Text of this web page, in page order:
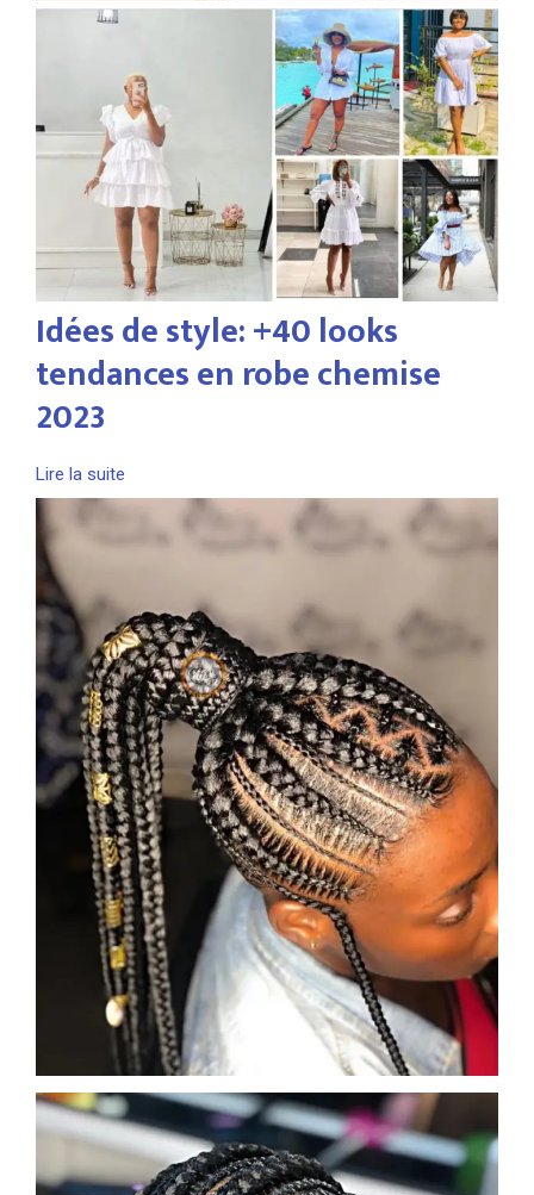
Idées de style: +40 looks
tendances en robe chemise
2023
Lire la suite